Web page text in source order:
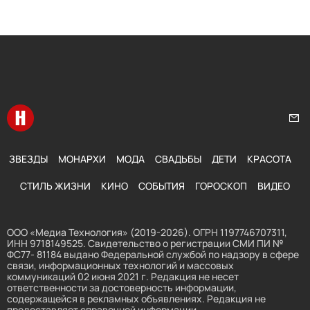
Перейти на главную
ЗВЕЗДЫ МОНАРХИ МОДА СВАДЬБЫ ДЕТИ КРАСОТА
СТИЛЬ ЖИЗНИ КИНО СОБЫТИЯ ГОРОСКОП ВИДЕО
ООО «Медиа Технология» (2019-2026). ОГРН 1197746707311,
ИНН 9718149525. Свидетельство о регистрации СМИ ПИ №
ФС77- 81184 выдано Федеральной службой по надзору в сфере
связи, информационных технологий и массовых
коммуникаций 02 июня 2021 г. Редакция не несет
ответственности за достоверность информации,
содержащейся в рекламных объявлениях. Редакция не